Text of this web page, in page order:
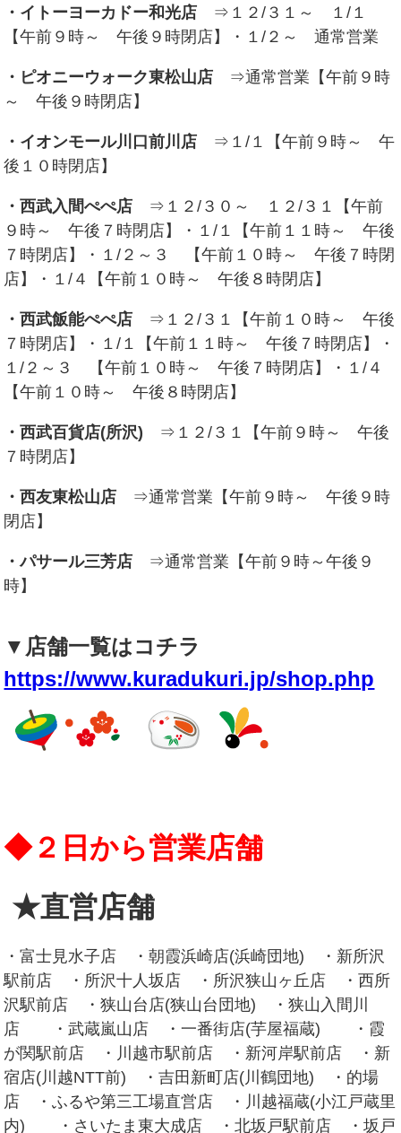
・イトーヨーカドー和光店 ⇒１２/３１～ １/１
【午前９時～ 午後９時閉店】・１/２～ 通常営業
・ピオニーウォーク東松山店 ⇒通常営業【午前９時
～ 午後９時閉店】
・イオンモール川口前川店 ⇒１/１【午前９時～ 午
後１０時閉店】
・西武入間ぺぺ店 ⇒１２/３０～ １２/３１【午前
９時～ 午後７時閉店】・１/１
【午前１１時～ 午後
７時閉店】・１/２～３ 【午前１０時～ 午後７時閉
店】・１/４【午前１０時～ 午後８時閉店】
・西武飯能ぺぺ店 ⇒１２/３１【午前１０時～ 午後
７時閉店】・１/１
【午前１１時～ 午後７時閉店】・
１/２～３ 【午前１０時～ 午後７時閉店】・１/４
【午前１０時～ 午後８時閉店】
・西武百貨店(所沢) ⇒１２/３１【午前９時～ 午後
７時閉店】
・西友東松山店 ⇒通常営業【午前９時～ 午後９時
閉店】
・パサール三芳店 ⇒通常営業【午前９時～午後９
時】
▼店舗一覧はコチラ
https://www.kuradukuri.jp/shop.php
◆２日から営業店舗
★直営店舗
・富士見水子店 ・朝霞浜崎店(浜崎団地) ・新所沢
駅前店 ・所沢十人坂店 ・所沢狭山ヶ丘店 ・西所
沢駅前店 ・狭山台店(狭山台団地) ・狭山入間川
店 ・武蔵嵐山店 ・一番街店(芋屋福蔵) ・霞
が関駅前店 ・川越市駅前店 ・新河岸駅前店 ・新
宿店(川越NTT前) ・吉田新町店(川鶴団地) ・的場
店 ・ふるや第三工場直営店 ・川越福蔵(小江戸蔵里
内) ・さいたま東大成店 ・北坂戸駅前店 ・坂戸